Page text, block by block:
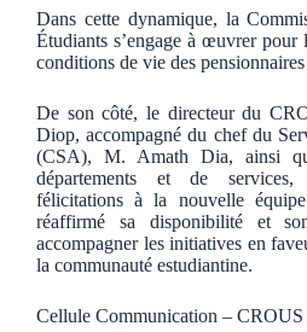
Dans cette dynamique, la
Étudiants s’engage à œuvrer pour
conditions de vie des pensionnaires
De son côté, le directeur du
Diop, accompagné du chef du
(CSA), M. Amath Dia, ainsi
départements et de
félicitations à la nouvelle
réaffirmé sa disponibilité et
accompagner les initiatives en
la communauté estudiantine.
Cellule Communication – CROUS